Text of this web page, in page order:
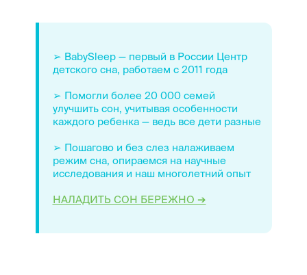
➢ BabySleep — первый в России Центр
детского сна, работаем с 2011 года
➢ Помогли более 20 000 семей
улучшить сон, учитывая особенности
каждого ребенка — ведь все дети разные
➢ Пошагово и без слез налаживаем
режим сна, опираемся на научные
исследования и наш многолетний опыт
НАЛАДИТЬ СОН БЕРЕЖНО ➔